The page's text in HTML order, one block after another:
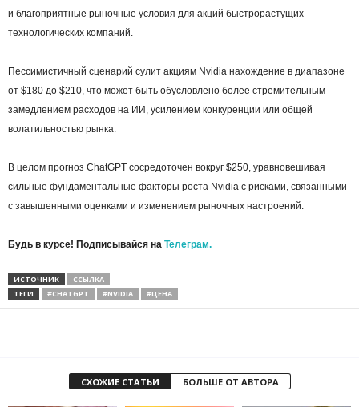
и благоприятные рыночные условия для акций быстрорастущих
технологических компаний.
Пессимистичный сценарий сулит акциям Nvidia нахождение в диапазоне
от $180 до $210, что может быть обусловлено более стремительным
замедлением расходов на ИИ, усилением конкуренции или общей
волатильностью рынка.
В целом прогноз ChatGPT сосредоточен вокруг $250, уравновешивая
сильные фундаментальные факторы роста Nvidia с рисками, связанными
с завышенными оценками и изменением рыночных настроений.
Будь в курсе! Подписывайся на Телеграм.
ИСТОЧНИК
ССЫЛКА
ТЕГИ
#CHATGPT #NVIDIA #ЦЕНА
СХОЖИЕ СТАТЬИ БОЛЬШЕ ОТ АВТОРА